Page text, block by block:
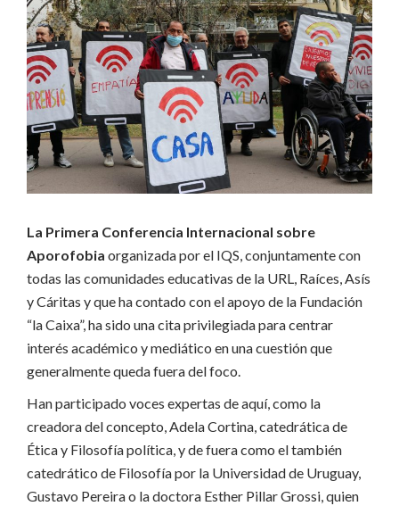
La Primera Conferencia Internacional sobre
Aporofobia organizada por el IQS, conjuntamente con
todas las comunidades educativas de la URL, Raíces, Asís
y Cáritas y que ha contado con el apoyo de la Fundación
“la Caixa”, ha sido una cita privilegiada para centrar
interés académico y mediático en una cuestión que
generalmente queda fuera del foco.
Han participado voces expertas de aquí, como la
creadora del concepto, Adela Cortina, catedrática de
Ética y Filosofía política, y de fuera como el también
catedrático de Filosofía por la Universidad de Uruguay,
Gustavo Pereira o la doctora Esther PillarGrossi, quien